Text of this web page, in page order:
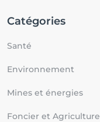
Catégories
Santé
Environnement
Mines et énergies
Foncier et Agriculture